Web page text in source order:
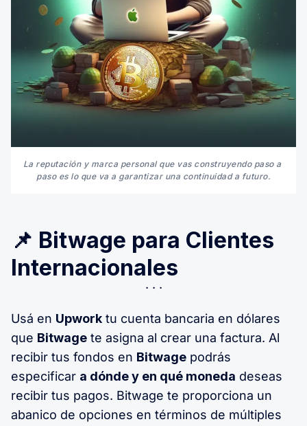
La reputación y marca personal que vas construyendo paso a
paso es lo que va a garantizar una continuidad a futuro.
📌 Bitwage para Clientes
Internacionales
Usá en Upwork tu cuenta bancaria en dólares
que Bitwage te asigna al crear una factura. Al
recibir tus fondos en Bitwage podrás
especificar a dónde y en qué moneda deseas
recibir tus pagos. Bitwage te proporciona un
abanico de opciones en términos de múltiples